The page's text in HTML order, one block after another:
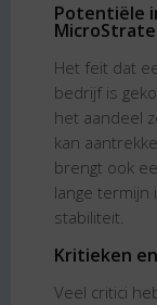
Potentiële
Het feit dat
bedrijf is
het aandeel
kan
brengt ook
lange termijn
stabiliteit.
Kritieken
Veel critici